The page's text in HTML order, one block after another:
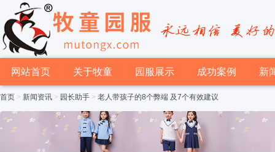
网站首页 关于牧童 园服展示 成功案例 新
首页 > 新闻资讯 > 园长助手 > 老人带孩子的8个弊端 及7个有效建议